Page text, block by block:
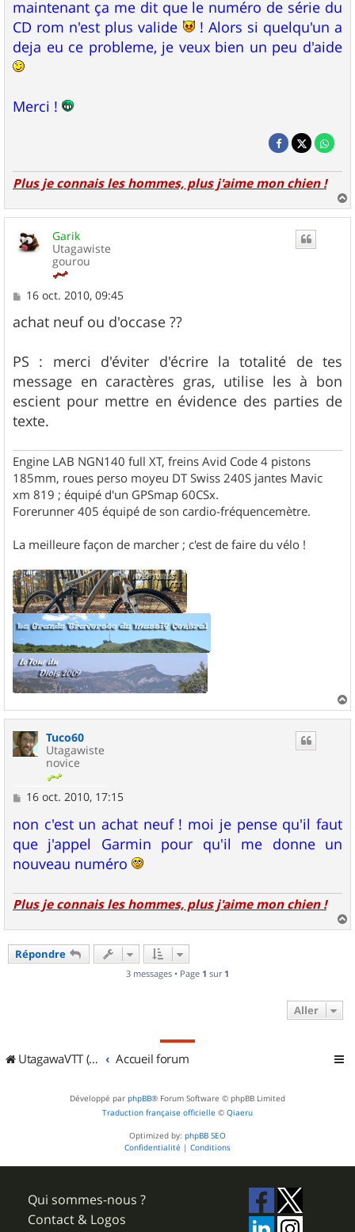
maintenant ça me dit que le numéro de série du
CD rom n'est plus valide
! Alors si quelqu'un a
deja eu ce probleme, je veux bien un peu d'aide
Merci !
Plus je connais les hommes, plus j'aime mon chien !
a
u
Garik
Utagawiste
gourou
M
s
s
g
e
16 oct. 2010, 09:45
achat neuf ou d'occase ??
PS : merci d'éviter d'écrire la totalité de tes
message en caractères gras, utilise les à bon
escient pour mettre en évidence des parties de
texte.
Engine LAB NGN140 full XT, freins Avid Code 4 pistons
185mm, roues perso moyeu DT Swiss 240S jantes Mavic
xm 819 ; équipé d'un GPSmap 60CSx.
Forerunner 405 équipé de son cardio-fréquencemètre.
La meilleure façon de marcher ; c'est de faire du vélo !
a
Tuco60
Utagawiste
novice
M
s
s
a
g
e
16 oct. 2010, 17:15
non c'est un achat neuf ! moi je pense qu'il faut
que j'appel Garmin pour qu'il me donne un
nouveau numéro
Plus je connais les hommes, plus j'aime mon chien !
a
Répondre
3 messages • Page 1 sur 1
Aller
UtagawaVTT (Randos VTT et VTTAE avec traces GPS) Accueil forum
Développé par phpBB® Forum Software © phpBB Limited
Traduction française officielle © Qiaeru
Optimized by: phpBB SEO
Confidentialité | Conditions
Qui sommes-nous ?
Contact & Logos